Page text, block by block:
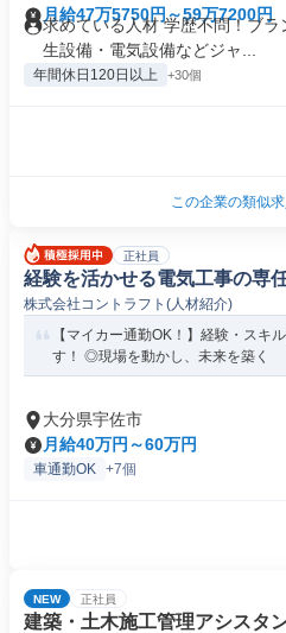
月給47万5750円～59万7200円
求めている人材 学歴不問！ブ
生設備・電気設備などジャ...
年間休日120日以上 +30個
この企業の類似
正社員
経験を活かせる電気工事の専
株式会社コントラフト(人材紹介)
【マイカー通勤OK！】経験・スキ
す！ ◎現場を動かし、未来を築く
大分県宇佐市
月給40万円～60万円
車通勤OK +7個
NEW 正社員
建築・土木施工管理アシスタ